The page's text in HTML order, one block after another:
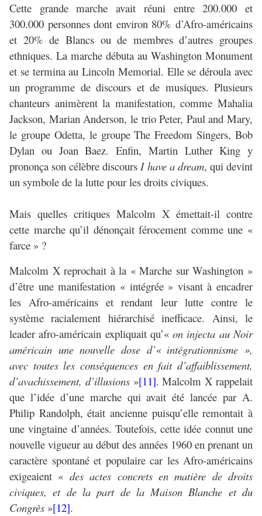
Cette grande marche avait réuni entre 200.000 et
300.000 personnes dont environ 80% d’Afro-américains
et 20% de Blancs ou de membres d’autres groupes
ethniques. La marche débuta au Washington Monument
et se termina au Lincoln Memorial. Elle se déroula avec
un programme de discours et de musiques. Plusieurs
chanteurs animèrent la manifestation, comme Mahalia
Jackson, Marian Anderson, le trio Peter, Paul and Mary,
le groupe Odetta, le groupe The Freedom Singers, Bob
Dylan ou Joan Baez. Enfin, Martin Luther King y
prononça son célèbre discoursI have a dream, qui devint
un symbole de la lutte pour les droits civiques.
Mais quelles critiques Malcolm X émettait-il contre
cette marche qu’il dénonçait férocement comme une «
farce » ?
Malcolm X reprochait à la « Marche sur Washington »
d’être une manifestation « intégrée » visant à encadrer
les Afro-américains et rendant leur lutte contre le
système racialement hiérarchisé inefficace. Ainsi, le
leader afro-américain expliquait qu’«on injecta au Noir
américain une nouvelle dose d’« intégrationnisme »,
avec toutes les conséquences en fait d’affaiblissement,
d’avachissement, d’illusions»[11]. Malcolm X rappelait
que l’idée d’une marche qui avait été lancée par A.
Philip Randolph, était ancienne puisqu’elle remontait à
une vingtaine d’années. Toutefois, cette idée connut une
nouvelle vigueur au début des années 1960 en prenant un
caractère spontané et populaire car les Afro-américains
exigeaient « des actes concrets en matière de droits
civiques, et de la part de la Maison Blanche et du
Congrès »[12].